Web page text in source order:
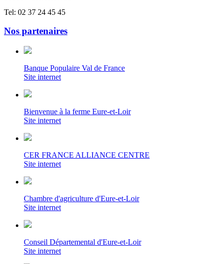
Tel: 02 37 24 45 45
Nos partenaires
Banque Populaire Val de France
Site internet
Bienvenue à la ferme Eure-et-Loir
Site internet
CER FRANCE ALLIANCE CENTRE
Site internet
Chambre d'agriculture d'Eure-et-Loir
Site internet
Conseil Départemental d'Eure-et-Loir
Site internet